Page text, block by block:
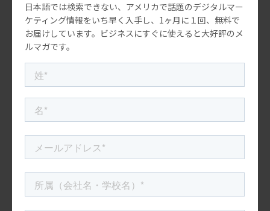
日本語では検索できない、アメリカで話題のデジタルマー
ケティング情報をいち早く入手し、1ヶ月に１回、無料で
お届けしています。ビジネスにすぐに使えると大好評のメ
ルマガです。
れるよう、適切な投稿管理を行います。
6. 分析レポート
分析レポートによるご報告と、次のステップのご提案を
行います。
・ TikTok
ユーザー数が約10億人の動画をメインとしたSNSツー
ル。TikTokは特に若年層からの支持が高く、Z世代のユ